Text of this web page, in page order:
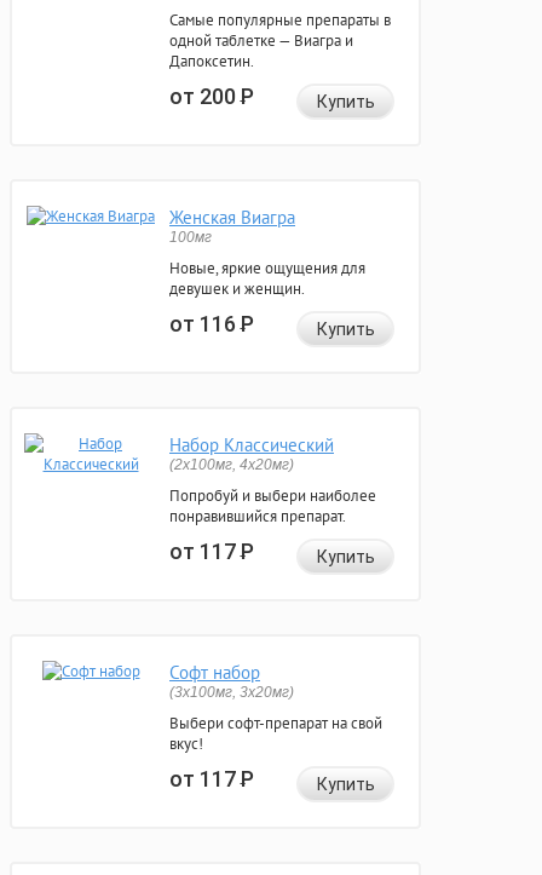
Самые популярные препараты в
одной таблетке — Виагра и
Дапоксетин.
от 200Р Купить
Женская Виагра
100мг
Новые, яркие ощущения для
девушек и женщин.
от 116Р Купить
Набор Классический
(2x100мг, 4x20мг)
Попробуй и выбери наиболее
понравившийся препарат.
от 117Р Купить
Софт набор
(3x100мг, 3x20мг)
Выбери софт-препарат на свой
вкус!
от 117Р Купить